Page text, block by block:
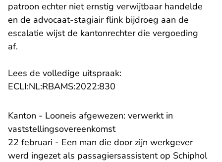
patroon echter niet ernstig verwijtbaar handelde
en de advocaat-stagiair flink bijdroeg aan de
escalatie wijst de kantonrechter die vergoeding
af.
Lees de volledige uitspraak:
ECLI:NL:RBAMS:2022:830
Kanton - Looneis afgewezen: verwerkt in
vaststellingsovereenkomst
22 februari - Een man die door zijn werkgever
werd ingezet als passagiersassistent op Schiphol